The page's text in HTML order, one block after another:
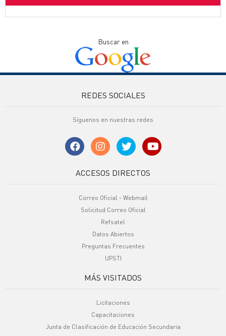
Buscar en
REDES SOCIALES
Síguenos en nuestras redes
ACCESOS DIRECTOS
Correo Oficial - Webmail
Solicitud Correo Oficial
Refsatel
Datos Abiertos
Preguntas Frecuentes
UPSTI
MÁS VISITADOS
Licitaciones
Capacitaciones
Junta de Clasificación de Educación Secundaria